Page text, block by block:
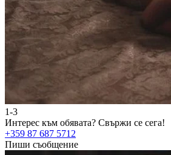
1-3
Интерес към обявата? Свържи се сега!
+359 87 687 5712
Пиши съобщение